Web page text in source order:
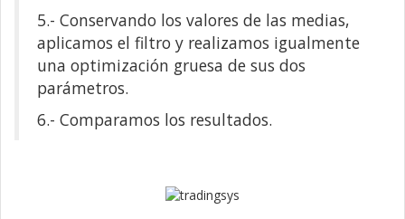
5.- Conservando los valores de las medias,
aplicamos el filtro y realizamos igualmente
una optimización gruesa de sus dos
parámetros.
6.- Comparamos los resultados.